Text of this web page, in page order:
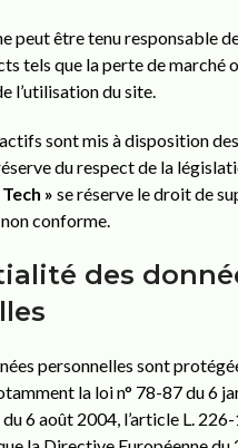
peut être tenu responsable
tels que la perte de marché
l’utilisation du site.
sont mis à disposition des
du respect de la
» se réserve le droit de
conforme.
des
personnelles sont
la loi n° 78-87 du 6
6 août 2004, l’article L.